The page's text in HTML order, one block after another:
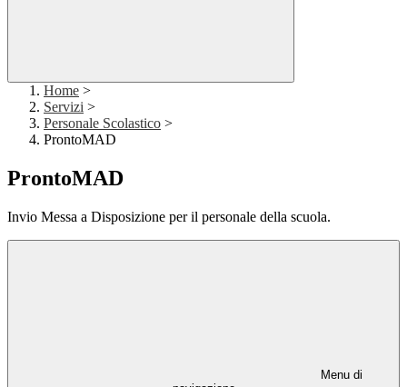
Home >
Servizi >
Personale Scolastico >
ProntoMAD
ProntoMAD
Invio Messa a Disposizione per il personale della scuola.
Menu di